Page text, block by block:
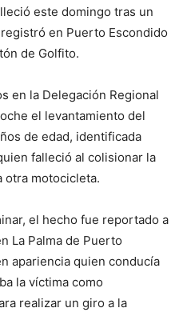
este domingo tras un
en Puerto Escondido
de Golfito.
en la Delegación Regional
el levantamiento del
de edad, identificada
falleció al colisionar la
otra motocicleta.
el hecho fue reportado a
La Palma de Puerto
apariencia quien conducía
la víctima como
realizar un giro a la